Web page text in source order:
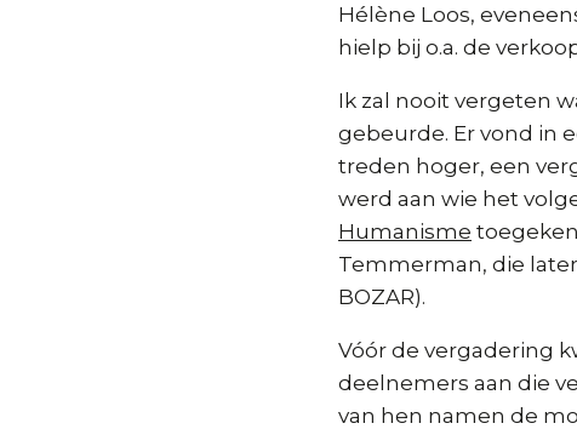
Hélène Loos,
hielp bij o.a. de
Ik zal nooit vergeten
gebeurde. Er vond in
treden hoger, een
werd aan wie het
Humanisme
Temmerman, die
BOZAR).
Vóór de vergadering
deelnemers aan die
van hen namen de